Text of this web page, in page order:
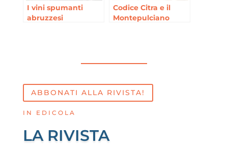
I vini spumanti
abruzzesi
Codice Citra e il
Montepulciano
ABBONATI ALLA RIVISTA!
IN EDICOLA
LA RIVISTA